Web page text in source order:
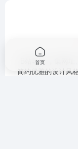
B站导航 ，集网
简约优雅的设计风
首页